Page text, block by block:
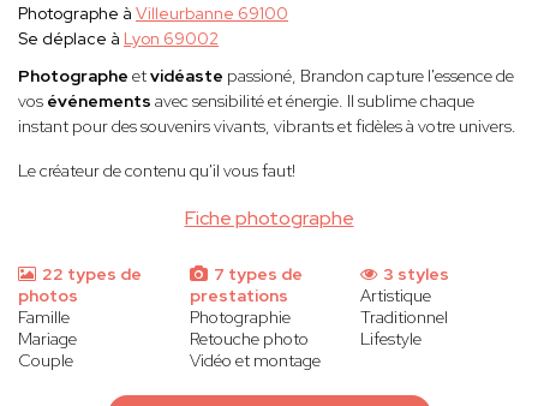
Fiche photographe
Photographe à Villeurbanne 69100
Se déplace à Lyon 69002
Photographe etvidéaste passioné, Brandon capture l'essence de
vos événements avec sensibilité et énergie. Il sublime chaque
instant pour des souvenirs vivants, vibrants et fidèles à votre univers.
Le créateur de contenu qu'il vous faut!
22 types de
photos
Famille
Mariage
Couple
7 types de
prestations
Photographie
Retouche photo
Vidéo et montage
3 styles
Artistique
Traditionnel
Lifestyle